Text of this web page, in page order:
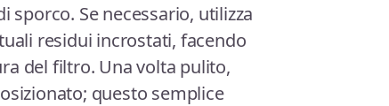
Se necessario, utilizza
residui incrostati, facendo
del filtro. Una volta pulito,
questo semplice